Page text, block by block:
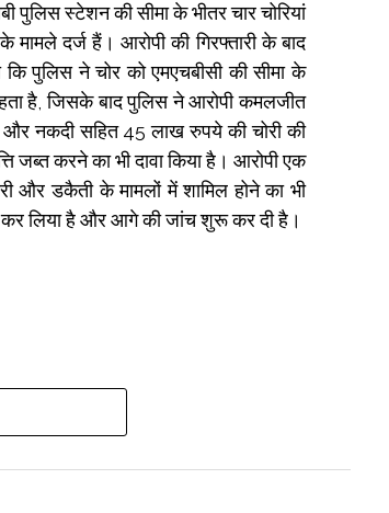
पुलिस स्टेशन की सीमा के भीतर चार चोरियां
दर्ज हैं। आरोपी की गिरफ्तारी के बाद
पुलिस ने चोर को एमएचबीसी की सीमा के
है, जिसके बाद पुलिस ने आरोपी कमलजीत
नकदी सहित 45 लाख रुपये की चोरी की
करने का भी दावा किया है। आरोपी एक
और डकैती के मामलों में शामिल होने का भी
कर लिया है और आगे की जांच शुरू कर दी है।